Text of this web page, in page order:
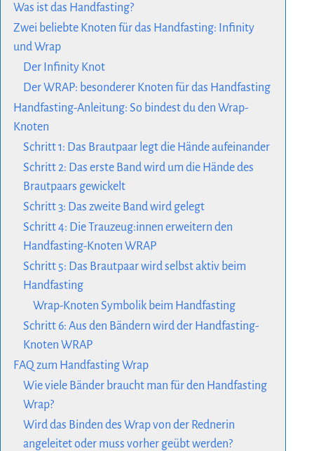
Was ist das Handfasting?
Zwei beliebte Knoten für das Handfasting: Infinity
und Wrap
Der Infinity Knot
Der WRAP: besonderer Knoten für das Handfasting
Handfasting-Anleitung: So bindest du den Wrap-
Knoten
Schritt 1: Das Brautpaar legt die Hände aufeinander
Schritt 2: Das erste Band wird um die Hände des
Brautpaars gewickelt
Schritt 3: Das zweite Band wird gelegt
Schritt 4: Die Trauzeug:innen erweitern den
Handfasting-Knoten WRAP
Schritt 5: Das Brautpaar wird selbst aktiv beim
Handfasting
Wrap-Knoten Symbolik beim Handfasting
Schritt 6: Aus den Bändern wird der Handfasting-
Knoten WRAP
FAQ zum Handfasting Wrap
Wie viele Bänder braucht man für den Handfasting
Wrap?
Wird das Binden des Wrap von der Rednerin
angeleitet oder muss vorher geübt werden?